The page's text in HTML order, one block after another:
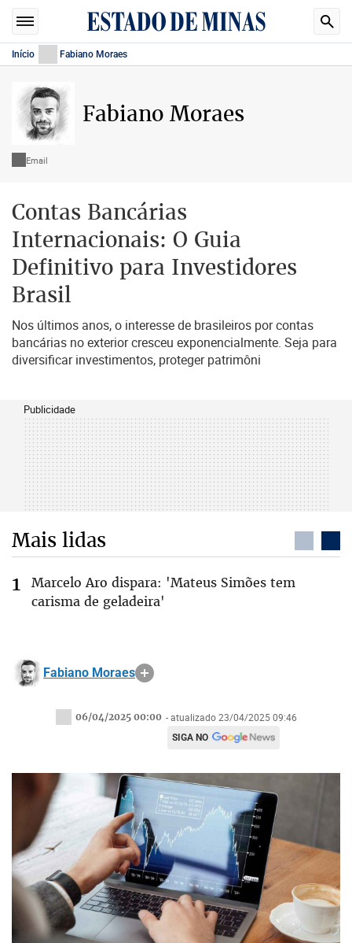
Início Fabiano Moraes
Fabiano Moraes
Email
Contas Bancárias
Internacionais: O Guia
Definitivo para Investidores
Brasil
Nos últimos anos, o interesse de brasileiros por contas
bancárias no exterior cresceu exponencialmente. Seja para
diversificar investimentos, proteger patrimôni
Publicidade
Mais lidas
Marcelo Aro dispara: 'Mateus Simões tem
carisma de geladeira'
Fabiano Moraes
06/04/2025 00:00 - atualizado 23/04/2025 09:46
SIGA NO